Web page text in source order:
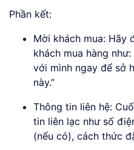
Phần kết:
Mời khách mua: Hãy
khách mua hàng
với mình ngay để sở
này.”
Thông tin liên hệ:
tin liên lạc như số
(nếu có), cách thức